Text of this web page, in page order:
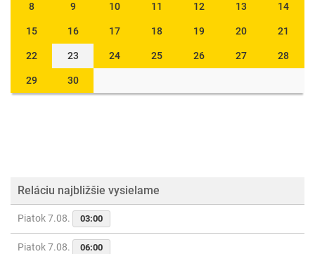
8 9 10 11 12 13 14
15 16 17 18 19 20 21
22 23 24 25 26 27 28
29 30
Reláciu najbližšie vysielame
Piatok 7.08. 03:00
Piatok 7.08. 06:00